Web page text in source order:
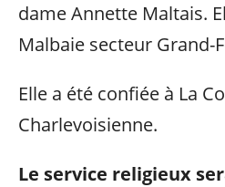
dame Annette Maltais.
Malbaie secteur Grand-
Elle a été confiée à La
Charlevoisienne.
Le service religieux